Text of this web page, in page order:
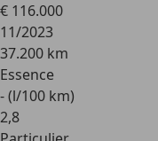
€ 116.000
11/2023
37.200 km
Essence
- (l/100 km)
2,8